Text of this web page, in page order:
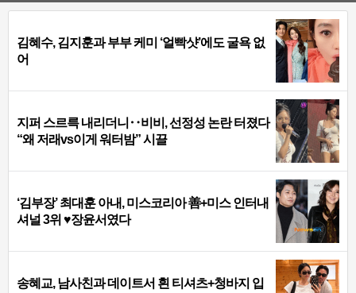
김혜수, 김지훈과 부부 케미 ‘얼빡샷’에도 굴욕 없
어
지퍼 스르륵 내리더니‥비비, 선정성 논란 터졌다
“왜 저래vs이게 워터밤” 시끌
‘김부장’ 최대훈 아내, 미스코리아 善+미스 인터내
셔널 3위 ♥장윤서였다
송혜교, 남사친과 데이트서 흰 티셔츠+청바지 입